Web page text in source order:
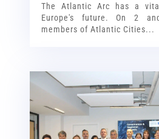
The Atlantic Arc has a
Europe's future. On 2
members of Atlantic Cities...